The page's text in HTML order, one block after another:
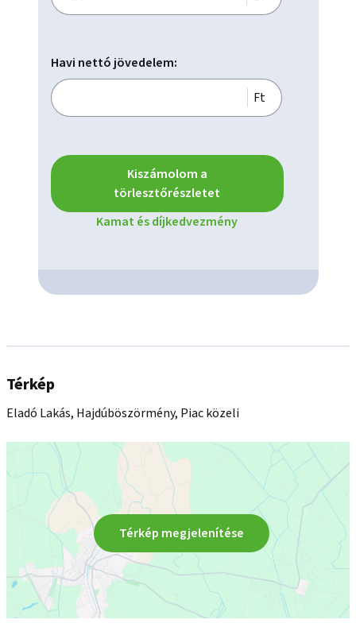
Havi nettó jövedelem:
Ft
Kiszámolom a
törlesztőrészletet
Kamat és díjkedvezmény
Térkép
Eladó Lakás, Hajdúböszörmény, Piac közeli
Térkép megjelenítése